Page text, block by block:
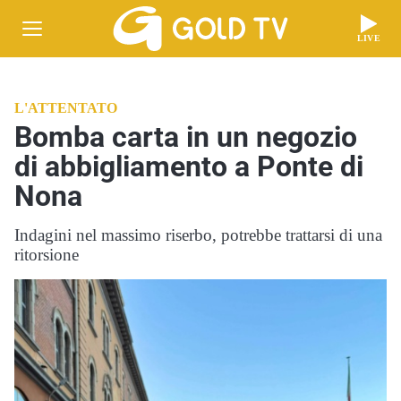
LIVE
L'ATTENTATO
Bomba carta in un negozio
di abbigliamento a Ponte di
Nona
Indagini nel massimo riserbo, potrebbe trattarsi di una
ritorsione